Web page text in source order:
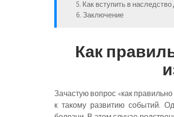
5. Как вступить в
6. Заключение
Как
Зачастую вопрос «как
к такому развитию событий.